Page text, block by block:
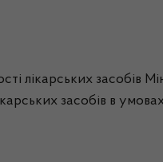
лікарських засобів
засобів в умовах